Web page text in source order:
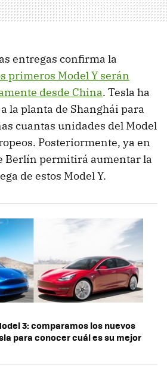
entregas confirma la
primeros Model Y serán
desde China. Tesla ha
la planta de Shanghái para
cuantas unidades del Model
Posteriormente, ya en
Berlín permitirá aumentar la
de estos Model Y.
3: comparamos los nuevos
para conocer cuál es su mejor